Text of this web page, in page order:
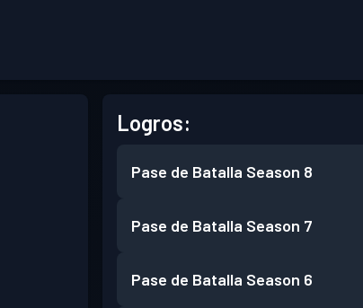
Logros:
Pase de Batalla Season 8
Pase de Batalla Season 7
Pase de Batalla Season 6